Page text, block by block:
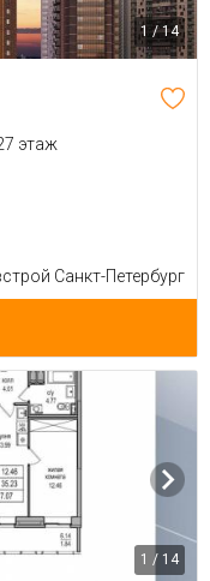
1 / 14
этаж
Санкт-Петербург
1 / 14